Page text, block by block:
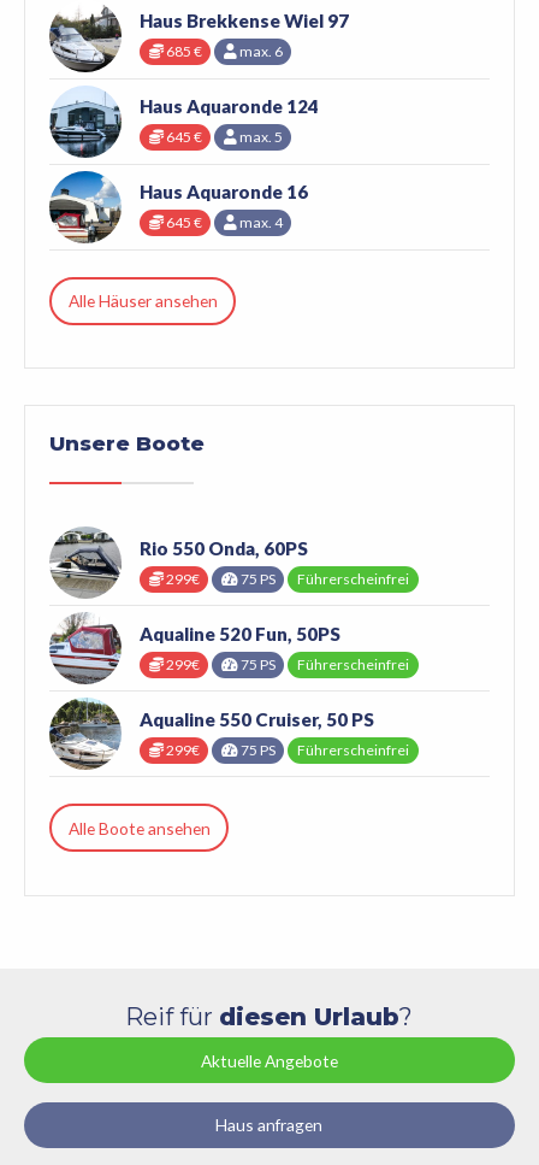
Haus Brekkense Wiel 97
685 € max. 6
Haus Aquaronde 124
645 € max. 5
Haus Aquaronde 16
645 € max. 4
Alle Häuser ansehen
Unsere Boote
Rio 550 Onda, 60PS
299€ 75 PS Führerscheinfrei
Aqualine 520 Fun, 50PS
299€ 75 PS Führerscheinfrei
Aqualine 550 Cruiser, 50 PS
299€ 75 PS Führerscheinfrei
Alle Boote ansehen
Reif für diesen Urlaub?
Aktuelle Angebote
Haus anfragen